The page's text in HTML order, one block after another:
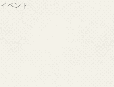
イベント